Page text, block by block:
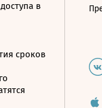
в
сроков